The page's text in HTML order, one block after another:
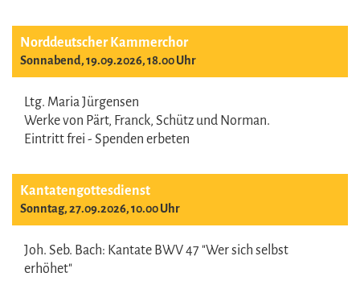
Norddeutscher Kammerchor
Sonnabend, 19.09.2026, 18.00 Uhr
Ltg. Maria Jürgensen
Werke von Pärt, Franck, Schütz und Norman.
Eintritt frei - Spenden erbeten
Kantatengottesdienst
Sonntag, 27.09.2026, 10.00 Uhr
Joh. Seb. Bach: Kantate BWV 47 "Wer sich selbst
erhöhet"